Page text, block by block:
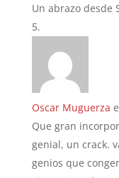
Un abrazo desde
Oscar Muguerza
Que gran
genial, un crack.
genios que